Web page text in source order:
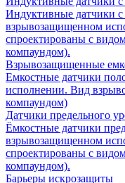
Индуктивные датчики
взрывозащищенном
спроектированы с
компаундом).
Взрывозащищенные
Емкостные датчики
исполнении. Вид
компаундом)
Датчики предельного
Ёмкостные датчики
взрывозащищенном
спроектированы с
компаундом).
Барьеры искрозащиты